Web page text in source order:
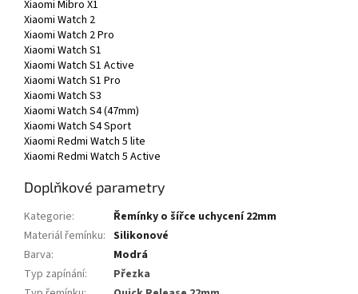
Xiaomi Mibro X1
Xiaomi Watch 2
Xiaomi Watch 2 Pro
Xiaomi Watch S1
Xiaomi Watch S1 Active
Xiaomi Watch S1 Pro
Xiaomi Watch S3
Xiaomi Watch S4 (47mm)
Xiaomi Watch S4 Sport
Xiaomi Redmi Watch 5 lite
Xiaomi Redmi Watch 5 Active
Doplňkové parametry
Kategorie:
Řemínky o šířce uchycení 22mm
Materiál řemínku: Silikonové
Barva:
Modrá
Typ zapínání:
Přezka